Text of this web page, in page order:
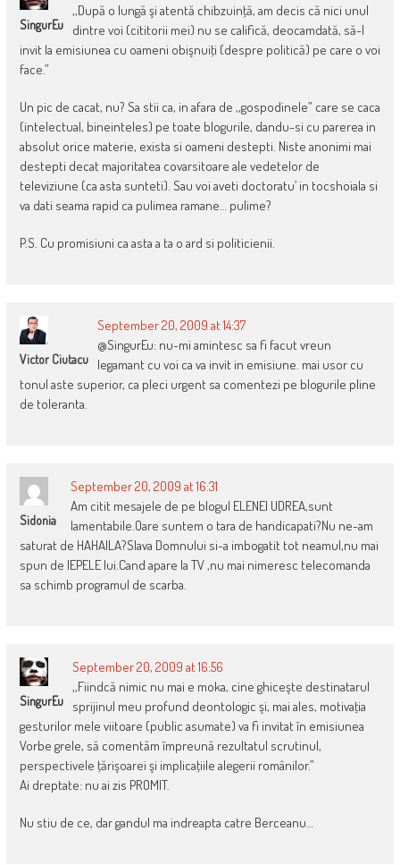
SingurEu
,,După o lungă şi atentă chibzuinţă, am decis că nici unul
dintre voi (cititorii mei) nu se califică, deocamdată, să-l
invit la emisiunea cu oameni obişnuiţi (despre politică) pe care o voi
face.”
Un pic de cacat, nu? Sa stii ca, in afara de ,,gospodinele” care se caca
(intelectual, bineinteles) pe toate blogurile, dandu-si cu parerea in
absolut orice materie, exista si oameni destepti. Niste anonimi mai
destepti decat majoritatea covarsitoare ale vedetelor de
televiziune (ca asta sunteti). Sau voi aveti doctoratu’ in tocshoiala si
va dati seama rapid ca pulimea ramane… pulime?
P.S. Cu promisiuni ca asta a ta o ard si politicienii.
Victor Ciutacu
September 20, 2009 at 14:37
@SingurEu: nu-mi amintesc sa fi facut vreun
legamant cu voi ca va invit in emisiune. mai usor cu
tonul aste superior, ca pleci urgent sa comentezi pe blogurile pline
de toleranta.
Sidonia
September 20, 2009 at 16:31
Am citit mesajele de pe blogul ELENEI UDREA,sunt
lamentabile.Oare suntem o tara de handicapati?Nu ne-am
saturat de HAHAILA?Slava Domnului si-a imbogatit tot neamul,nu mai
spun de IEPELE lui.Cand apare la TV ,nu mai nimeresc telecomanda
sa schimb programul de scarba.
SingurEu
September 20, 2009 at 16:56
,,Fiindcă nimic nu mai e moka, cine ghiceşte destinatarul
sprijinul meu profund deontologic şi, mai ales, motivaţia
gesturilor mele viitoare (public asumate) va fi invitat în emisiunea
Vorbe grele, să comentăm împreună rezultatul scrutinul,
perspectivele ţărişoarei şi implicaţiile alegerii românilor.”
Ai dreptate: nu ai zis PROMIT.
Nu stiu de ce, dar gandul ma indreapta catre Berceanu…